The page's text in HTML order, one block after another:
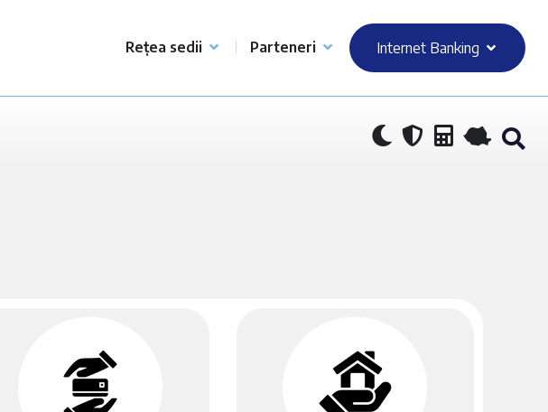
Rețea sedii Parteneri Internet Banking